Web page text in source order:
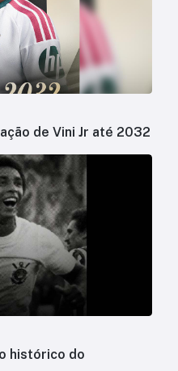
de Vini Jr até 2032
histórico do